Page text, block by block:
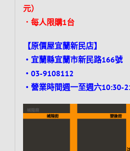
元）
．每人限購1台
【原價屋宜蘭新民店】
‧宜蘭縣宜蘭市新民路166號
‧03-9108112
‧營業時間週一至週六10:30-